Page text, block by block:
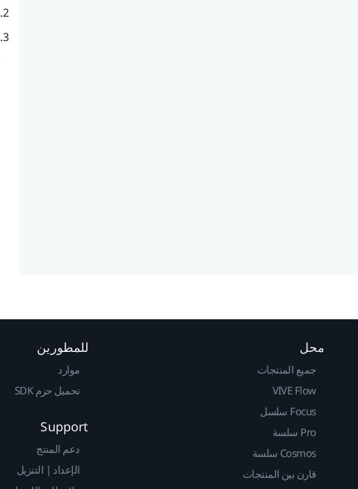
محل
جميع المنتجات
VIVE Flow
Focus سلسل
Pro سلسة
Cosmos سلسة
قارن بين المنتجات
للمطورين
موارد
تحميل حزم SDK
Support
دعم المنتج
الإعداد | التنزيل